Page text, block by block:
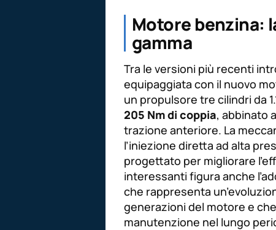
Motore benzina:
gamma
Tra le versioni più recenti
equipaggiata con il nuovo
un propulsore tre cilindri da
205 Nm di coppia, abbinato
trazione anteriore. La
l’iniezione diretta ad alta
progettato per migliorare
interessanti figura anche
che rappresenta
generazioni del motore e
manutenzione nel lungo